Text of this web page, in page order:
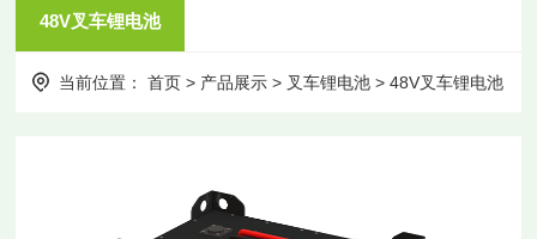
48V叉车锂电池
当前位置：首页 > 产品展示 > 叉车锂电池 >48V叉车锂电池